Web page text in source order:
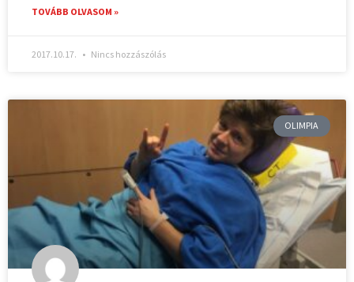
TOVÁBB OLVASOM »
2017.10.17. Nincs hozzászólás
OLIMPIA